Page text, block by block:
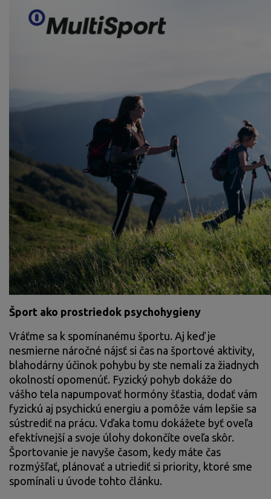
Šport ako prostriedok psychohygieny
Vráťme sa k spomínanému športu. Aj keď je
nesmierne náročné nájsť si čas na športové aktivity,
blahodárny účinok pohybu by ste nemali za žiadnych
okolností opomenúť. Fyzický pohyb dokáže do
vášho tela napumpovať hormóny šťastia, dodať vám
fyzickú aj psychickú energiu a pomôže vám lepšie sa
sústrediť na prácu. Vďaka tomu dokážete byť oveľa
efektívnejší a svoje úlohy dokončíte oveľa skôr.
Športovanie je navyše časom, kedy máte čas
rozmýšľať, plánovať a utriediť si priority, ktoré sme
spomínali u úvode tohto článku.